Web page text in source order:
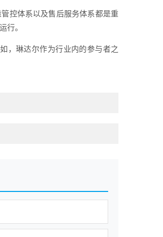
控体系以及售后服务体系都是重
行。
，琳达尔作为行业内的参与者之